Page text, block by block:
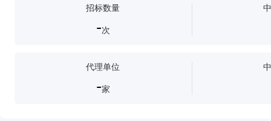
招标数量
-次
代理单位
-家